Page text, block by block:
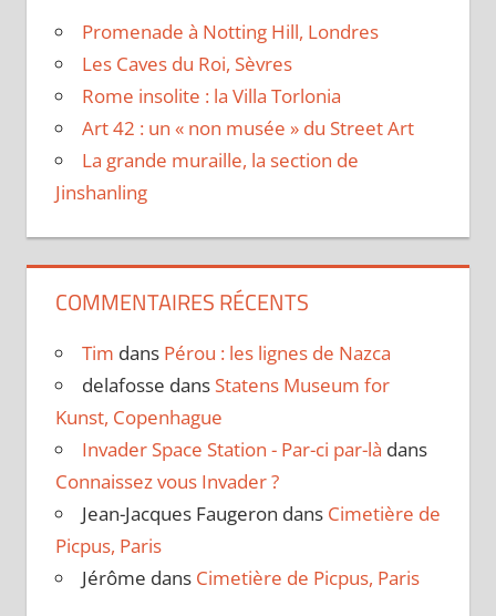
Promenade à Notting Hill, Londres
Les Caves du Roi, Sèvres
Rome insolite : la Villa Torlonia
Art 42 : un « non musée » du Street Art
La grande muraille, la section de
Jinshanling
COMMENTAIRES RÉCENTS
Tim dans Pérou : les lignes de Nazca
delafosse dans Statens Museum for
Kunst, Copenhague
Invader Space Station - Par-ci par-là dans
Connaissez vous Invader ?
Jean-Jacques Faugeron dans Cimetière de
Picpus, Paris
Jérôme dans Cimetière de Picpus, Paris